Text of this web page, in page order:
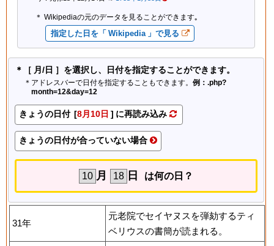
Wikipediaの元のデータを見ることができます｡
指定した日を「 Wikipedia 」で見る
＊［ 月/日 ］を選択し、日付を指定することができます。
＊アドレスバーで日付を指定することもできます。 例：.php?
month=12&day=12
きょうの日付 [8月10日 ] に再読み込み
きょうの日付が合っていない場合
月 日 は何の日？
31年
元老院でセイヤヌスを弾劾するティ
ベリウスの書簡が読まれる。